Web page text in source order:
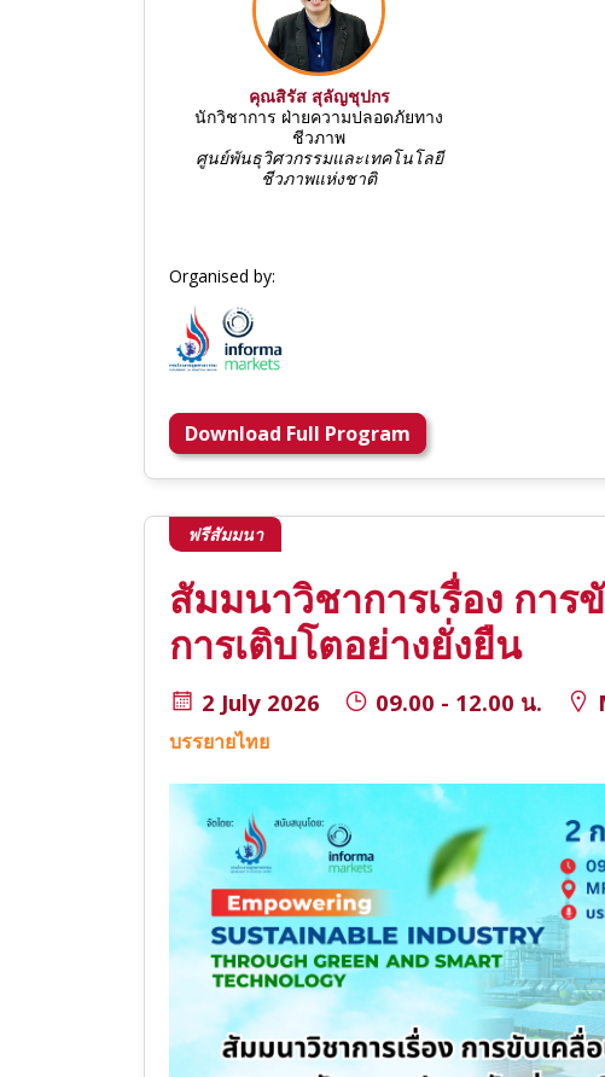
คุณสิรัส สุลัญชุปกร
นักวิชาการ ฝ่ายความปลอดภัยทาง
ชีวภาพ
ศูนย์พันธุวิศวกรรมและเทคโนโลยี
ชีวภาพแห่งชาติ
Organised by:
Download Full Program
ฟรีสัมมนา
สัมมนาวิชาการเรื่อง กา
การเติบโตอย่างยั่งยืน
2 July 2026 09.00 - 12.00 น.
บรรยายไทย